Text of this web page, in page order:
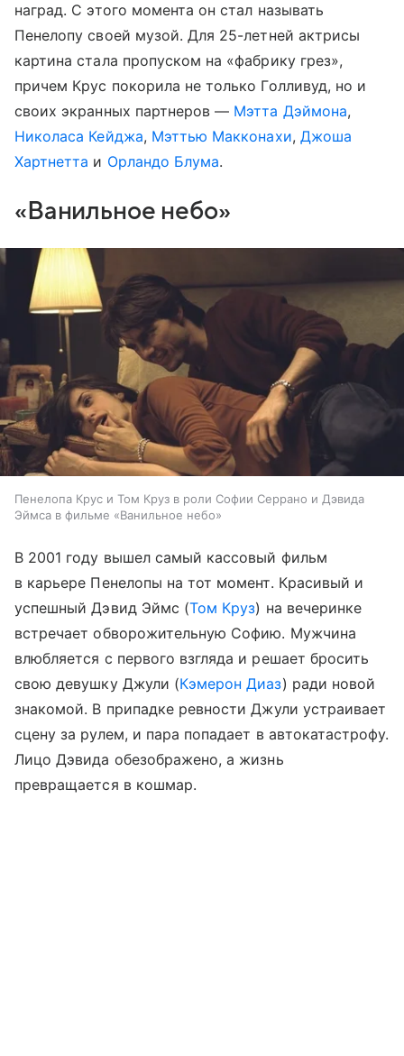
наград. С этого момента он стал называть
Пенелопу своей музой. Для 25-летней актрисы
картина стала пропуском на «фабрику грез»,
причем Крус покорила не только Голливуд, но и
своих экранных партнеров — Мэтта Дэймона,
Николаса Кейджа, Мэттью Макконахи, Джоша
Хартнетта и Орландо Блума.
«Ванильное небо»
Пенелопа Крус и Том Круз в роли Софии Серрано и Дэвида
Эймса в фильме «Ванильное небо»
В 2001 году вышел самый кассовый фильм
в карьере Пенелопы на тот момент. Красивый и
успешный Дэвид Эймс (Том Круз) на вечеринке
встречает обворожительную Софию. Мужчина
влюбляется с первого взгляда и решает бросить
свою девушку Джули (Кэмерон Диаз) ради новой
знакомой. В припадке ревности Джули устраивает
сцену за рулем, и пара попадает в автокатастрофу.
Лицо Дэвида обезображено, а жизнь
превращается в кошмар.